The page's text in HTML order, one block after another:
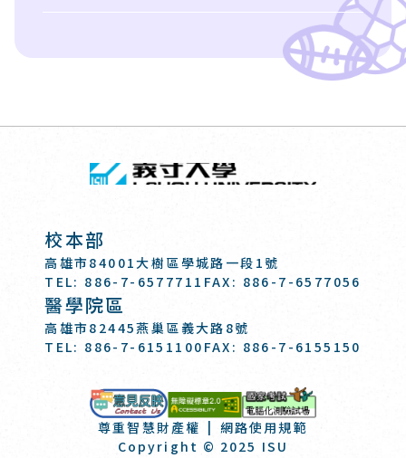
回頂端
校本部
高雄市84001大樹區學城路一段1號
TEL: 886-7-6577711 FAX: 886-7-6577056
醫學院區
高雄市82445燕巢區義大路8號
TEL: 886-7-6151100 FAX: 886-7-6155150
尊重智慧財產權
網路使用規範
Copyright © 2025 ISU
意見反映 國家考試-電